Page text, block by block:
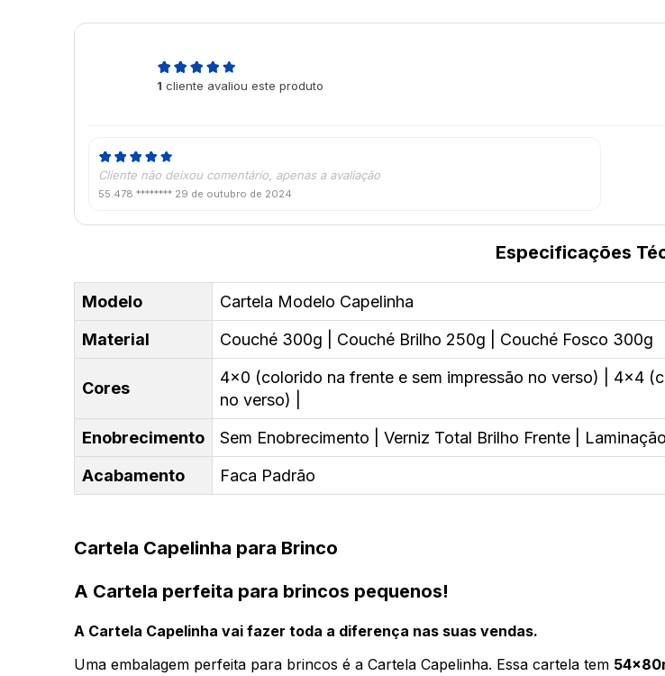
1 cliente avaliou este produto
Cliente não deixou comentário, apenas a avaliação
55.478.******** 29 de outubro de 2024
Especificações
Modelo
Cartela Modelo Capelinha
Material
Couché 300g | Couché Brilho 250g | Couché Fosco 300g
Cores
4x0 (colorido na frente e sem impressão no verso) | 4x4
no verso) |
Enobrecimento
Sem Enobrecimento | Verniz Total Brilho Frente |
Acabamento
Faca Padrão
Cartela Capelinha para Brinco
A Cartela perfeita para brincos pequenos!
A Cartela Capelinha vai fazer toda a diferença nas suas vendas.
Uma embalagem perfeita para brincos é a Cartela Capelinha. Essa cartela tem